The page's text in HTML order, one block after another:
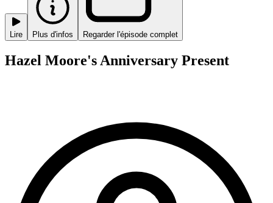
Lire Plus d'infos Regarder l'épisode complet
Hazel Moore's Anniversary Present